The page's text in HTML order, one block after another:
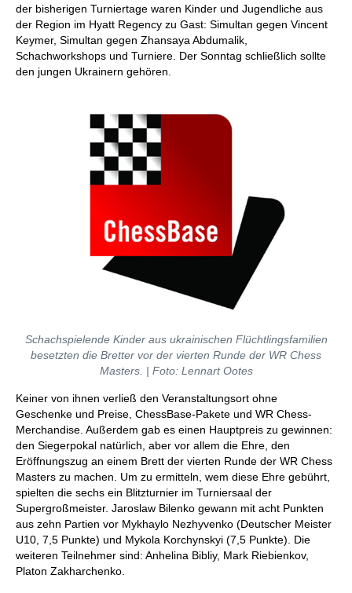
der bisherigen Turniertage waren Kinder und Jugendliche aus
der Region im Hyatt Regency zu Gast: Simultan gegen Vincent
Keymer, Simultan gegen Zhansaya Abdumalik,
Schachworkshops und Turniere. Der Sonntag schließlich sollte
den jungen Ukrainern gehören.
Schachspielende Kinder aus ukrainischen Flüchtlingsfamilien
besetzten die Bretter vor der vierten Runde der WR Chess
Masters. | Foto: Lennart Ootes
Keiner von ihnen verließ den Veranstaltungsort ohne
Geschenke und Preise, ChessBase-Pakete und WR Chess-
Merchandise. Außerdem gab es einen Hauptpreis zu gewinnen:
den Siegerpokal natürlich, aber vor allem die Ehre, den
Eröffnungszug an einem Brett der vierten Runde der WR Chess
Masters zu machen. Um zu ermitteln, wem diese Ehre gebührt,
spielten die sechs ein Blitzturnier im Turniersaal der
Supergroßmeister. Jaroslaw Bilenko gewann mit acht Punkten
aus zehn Partien vor Mykhaylo Nezhyvenko (Deutscher Meister
U10, 7,5 Punkte) und Mykola Korchynskyi (7,5 Punkte). Die
weiteren Teilnehmer sind: Anhelina Bibliy, Mark Riebienkov,
Platon Zakharchenko.